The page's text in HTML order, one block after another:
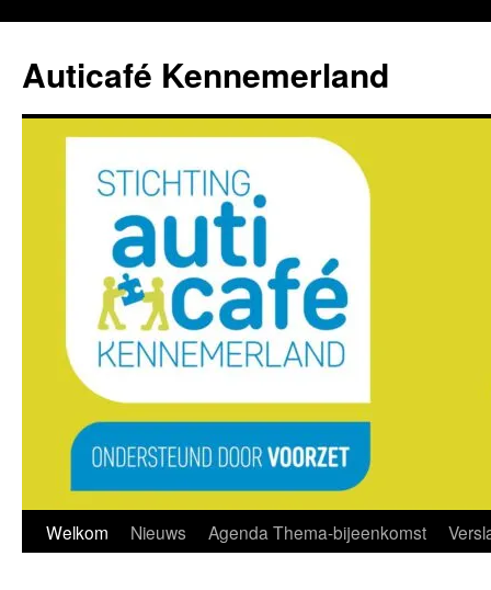
de
inhoud
Auticafé Kennemerland
Welkom Nieuws Agenda Thema-bijeenkomst